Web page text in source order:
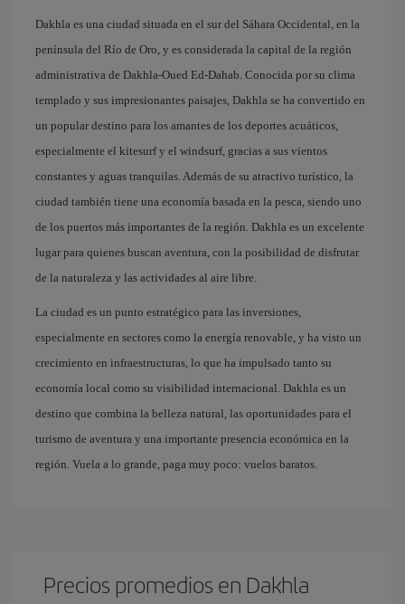
Dakhla es una ciudad situada en el sur del Sáhara Occidental, en la
península del Río de Oro, y es considerada la capital de la región
administrativa de Dakhla-Oued Ed-Dahab. Conocida por su clima
templado y sus impresionantes paisajes, Dakhla se ha convertido en
un popular destino para los amantes de los deportes acuáticos,
especialmente el kitesurf y el windsurf, gracias a sus vientos
constantes y aguas tranquilas. Además de su atractivo turístico, la
ciudad también tiene una economía basada en la pesca, siendo uno
de los puertos más importantes de la región. Dakhla es un excelente
lugar para quienes buscan aventura, con la posibilidad de disfrutar
de la naturaleza y las actividades al aire libre.
La ciudad es un punto estratégico para las inversiones,
especialmente en sectores como la energía renovable, y ha visto un
crecimiento en infraestructuras, lo que ha impulsado tanto su
economía local como su visibilidad internacional. Dakhla es un
destino que combina la belleza natural, las oportunidades para el
turismo de aventura y una importante presencia económica en la
región. Vuela a lo grande, paga muy poco: vuelos baratos.
Precios promedios en Dakhla